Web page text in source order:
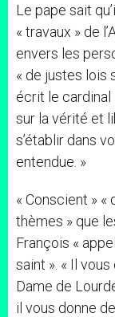
Le pape sait
« travaux » de
envers les
« de justes lois
écrit le cardinal
sur la vérité et
s’établir dans
entendue. »
« Conscient »
thèmes » que
François «
saint ». « Il
Dame de
il vous donne